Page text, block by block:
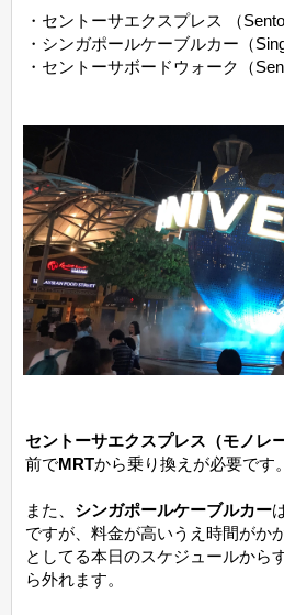
・セントーサエクスプレス （
・シンガポールケーブルカー（
・セントーサボードウォーク（
セントーサエクスプレス（モノレー
前でMRTから乗り換えが必要です。
また、 シンガポールケーブルカー
ですが、料金が高いうえ時間がか
としてる本日のスケジュールから
ら外れます。